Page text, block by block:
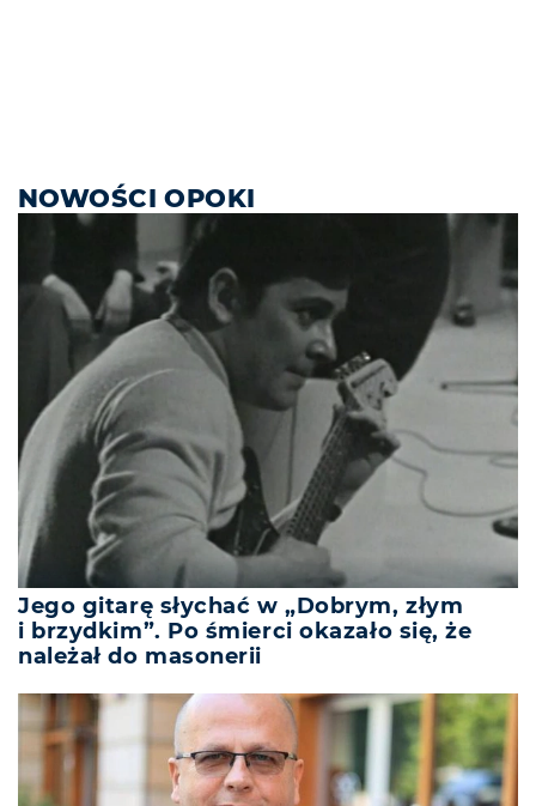
NOWOŚCI OPOKI
Jego gitarę słychać w „Dobrym, złym
i brzydkim”. Po śmierci okazało się, że
należał do masonerii